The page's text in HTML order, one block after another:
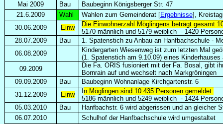
Mai 2009
Bau
Baubeginn Königsberger Str. 47
21.6.2009
Wahl Wahlen zum Gemeinderat [Ergebnisse],
30.06.2009
Einw
Die Einwohnerzahl Möglingens beträgt gesamt
5170 männlich und 5179 weiblich - 1420
28.07.2009
Bau
1. Spatenstich zu Anbau an Hanfbachschule -
06.08.2009
Kindergarten Wiesenweg ist zum letzten Mal
(1. Spatenstich am 9.10.09) eines Kinderhauses
09.2009
Die Fa. ORIS fusioniert mit der Fa. Bosal, gibt
Bornrain auf und wechselt nach Markgröningen
09.09.2009
Bau
Baubeginn Wohnanlage Kirchgartenstr. 6
31.12.2009
Einw
n Möglingen sind 10.435 Personen gemeldet
5186 männlich und 5249 weiblich - 1424
05.03.2010
Bau
Hanfbachstr. 6 wird abgerissen und an gleicher
06.07.2010
Schulhof der Hanfbachschule wird umgestaltet